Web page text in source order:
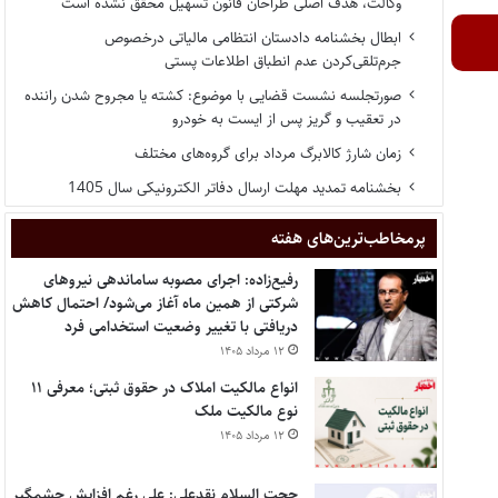
ابطال بخشنامه دادستان انتظامی مالیاتی درخصوص
جرم‌تلقی‌کردن عدم انطباق اطلاعات پستی
صورتجلسه نشست قضایی با موضوع: کشته یا مجروح شدن راننده
در تعقیب و گریز پس از ایست به خودرو
زمان شارژ کالابرگ مرداد برای گروه‌های مختلف
بخشنامه تمدید مهلت ارسال دفاتر الکترونیکی سال 1405
پر‌مخاطب‌ترین‌های هفته
رفیع‌زاده: اجرای مصوبه ساماندهی نیروهای
شرکتی از همین ماه آغاز می‌شود/ احتمال کاهش
دریافتی با تغییر وضعیت استخدامی فرد
۱۲ مرداد ۱۴۰۵
انواع مالکیت املاک در حقوق ثبتی؛ معرفی ۱۱
نوع مالکیت ملک
۱۲ مرداد ۱۴۰۵